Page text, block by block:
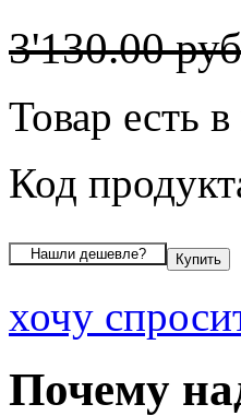
3'130.00 руб
Товар есть
Код
хочу
Почему